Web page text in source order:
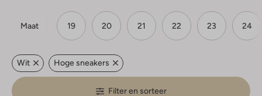
Maat 19 20 21 22 23 24
Wit Hoge sneakers
Filter en sorteer